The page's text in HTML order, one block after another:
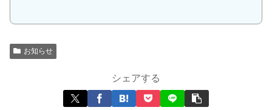
お知らせ
シェアする